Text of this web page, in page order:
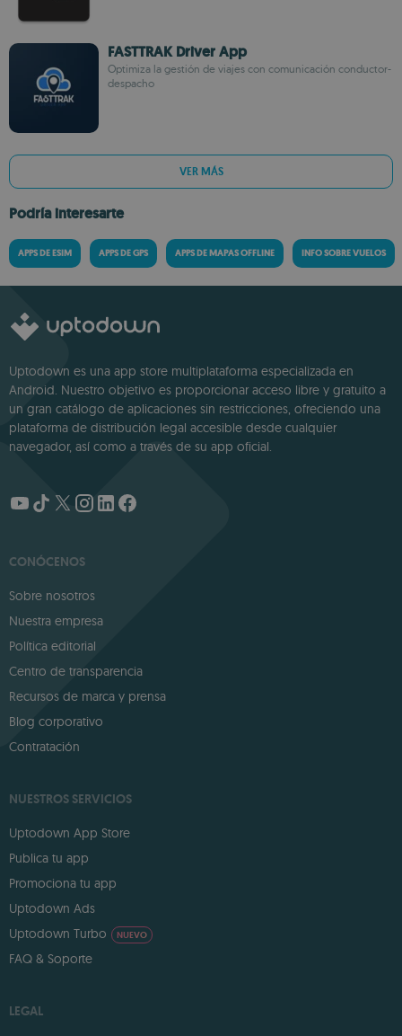
FASTTRAK Driver App
Optimiza la gestión de viajes con comunicación conductor-
despacho
VER MÁS
Podría interesarte
APPS DE ESIM APPS DE GPS APPS DE MAPAS OFFLINE INFO SOBRE VUELOS
Uptodown es una app store multiplataforma especializada en
Android. Nuestro objetivo es proporcionar acceso libre y gratuito a
un gran catálogo de aplicaciones sin restricciones, ofreciendo una
plataforma de distribución legal accesible desde cualquier
navegador, así como a través de su app oficial.
CONÓCENOS
Sobre nosotros
Nuestra empresa
Política editorial
Centro de transparencia
Recursos de marca y prensa
Blog corporativo
Contratación
NUESTROS SERVICIOS
Uptodown App Store
Publica tu app
Promociona tu app
Uptodown Ads
Uptodown Turbo
NUEVO
FAQ & Soporte
LEGAL